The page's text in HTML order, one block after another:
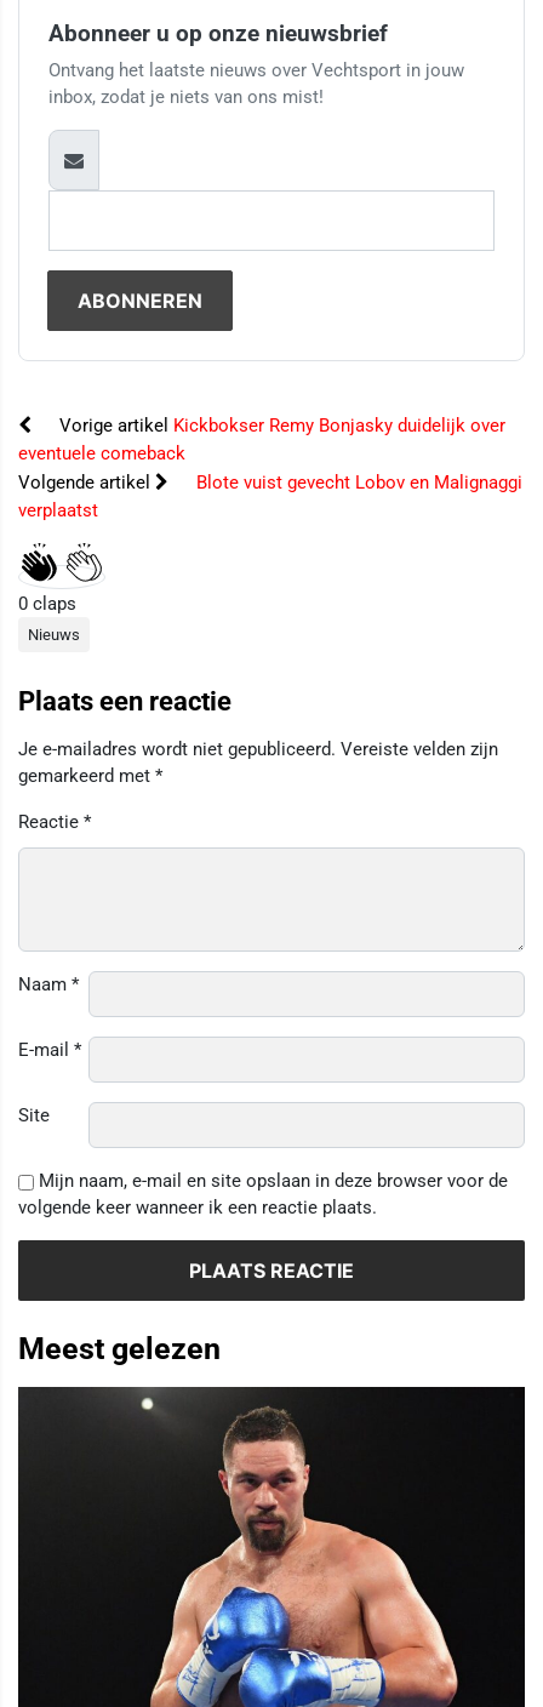
Abonneer u op onze nieuwsbrief
Ontvang het laatste nieuws over Vechtsport in jouw
inbox, zodat je niets van ons mist!
Vorige artikel Kickbokser Remy Bonjasky duidelijk over
eventuele comeback
Volgende artikel
Blote vuist gevecht Lobov en Malignaggi
verplaatst
0 claps
Nieuws
Plaats een reactie
Je e-mailadres wordt niet gepubliceerd. Vereiste velden zijn
gemarkeerd met *
Reactie *
Naam *
E-mail *
Site
Mijn naam, e-mail en site opslaan in deze browser voor de
volgende keer wanneer ik een reactie plaats.
Meest gelezen